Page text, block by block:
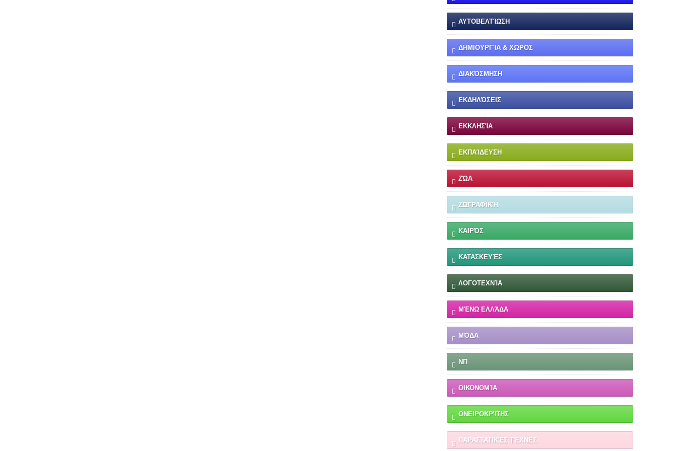
ΑΥΤΟΒΕΛΤΊΩΣΗ
ΔΗΜΙΟΥΡΓΊΑ & ΧΏΡΟΣ
ΔΙΑΚΌΣΜΗΣΗ
ΕΚΔΗΛΏΣΕΙΣ
ΕΚΚΛΗΣΊΑ
ΕΚΠΑΊΔΕΥΣΗ
ΖΏΑ
ΖΩΓΡΑΦΙΚΉ
ΚΑΙΡΌΣ
ΚΑΤΑΣΚΕΥΈΣ
ΛΟΓΟΤΕΧΝΊΑ
ΜΈΝΩ ΕΛΛΆΔΑ
ΜΌΔΑ
ΝΠ
ΟΙΚΟΝΟΜΊΑ
ΟΝΕΙΡΟΚΡΊΤΗΣ
ΠΑΡΑΣΤΑΤΙΚΈΣ ΤΈΧΝΕΣ